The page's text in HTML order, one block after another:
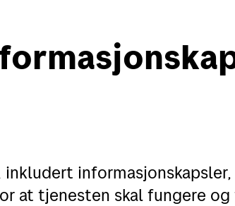
at tjenesten skal fungere